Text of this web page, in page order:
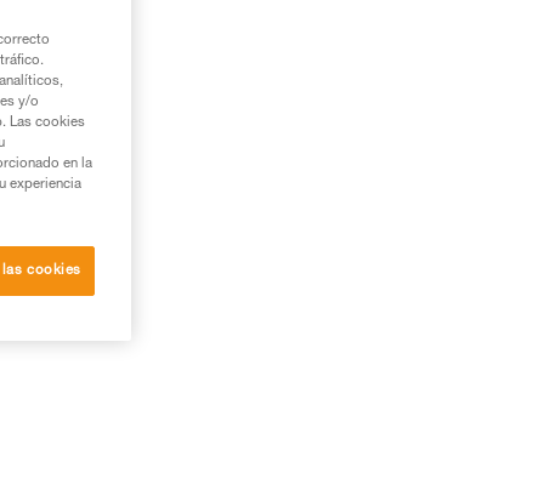
y/o
Las cookies
en la
experiencia
cookies